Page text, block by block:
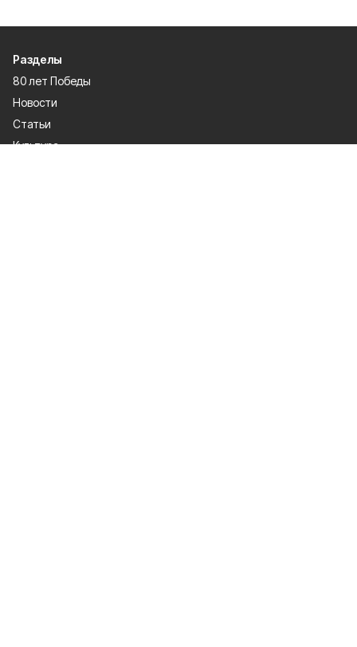
Разделы
80 лет Победы
Новости
Статьи
Культура